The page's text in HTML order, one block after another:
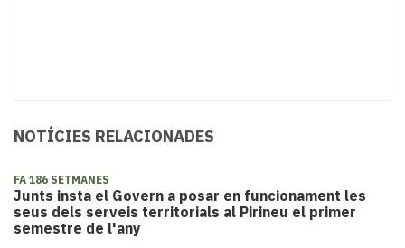
NOTÍCIES RELACIONADES
FA 186 SETMANES
Junts insta el Govern a posar en funcionament les
seus dels serveis territorials al Pirineu el primer
semestre de l'any